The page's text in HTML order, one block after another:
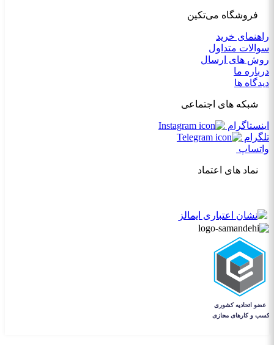
فروشگاه می‌تکین
راهنمای خرید
سوالات متداول
روش های ارسال
درباره ما
دیدگاه ها
شبکه های اجتماعی
اینستاگرام
تلگرام
واتساپ
نماد های اعتماد